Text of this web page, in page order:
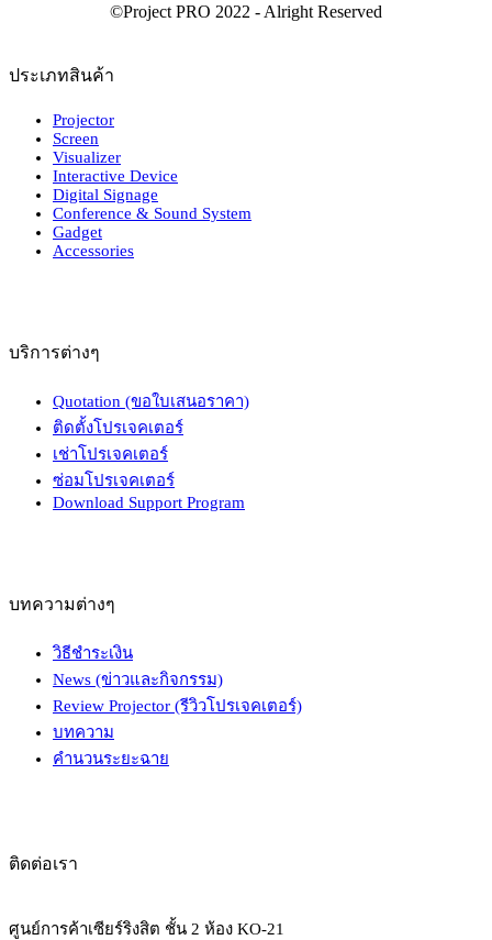
ประเภทสินค้า
Projector
Screen
Visualizer
Interactive Device
Digital Signage
Conference & Sound System
Gadget
Accessories
บริการต่างๆ
Quotation (ขอใบเสนอราคา)
ติดตั้งโปรเจคเตอร์
เช่าโปรเจคเตอร์
ซ่อมโปรเจคเตอร์
Download Support Program
บทความต่างๆ
วิธีชำระเงิน
News (ข่าวและกิจกรรม)
Review Projector (รีวิวโปรเจคเตอร์)
บทความ
คำนวนระยะฉาย
ติดต่อเรา
ศูนย์การค้าเซียร์ริงสิต ชั้น 2 ห้อง KO-21